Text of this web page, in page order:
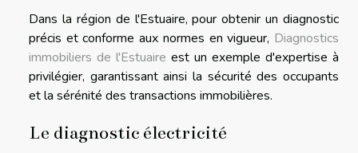
Dans la région de l'Estuaire, pour obtenir un diagnostic
précis et conforme aux normes en vigueur, Diagnostics
immobiliers de l'Estuaire est un exemple d'expertise à
privilégier, garantissant ainsi la sécurité des occupants
et la sérénité des transactions immobilières.
Le diagnostic électricité